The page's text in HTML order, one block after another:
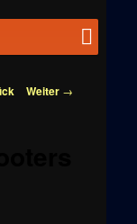
Weiter →